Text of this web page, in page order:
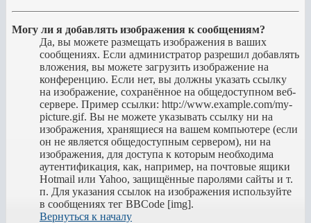
Могу ли я добавлять изображения к сообщениям?
Да, вы можете размещать изображения в ваших
сообщениях. Если администратор разрешил добавлять
вложения, вы можете загрузить изображение на
конференцию. Если нет, вы должны указать ссылку
на изображение, сохранённое на общедоступном веб-
сервере. Пример ссылки: http://www.example.com/my-
picture.gif. Вы не можете указывать ссылку ни на
изображения, хранящиеся на вашем компьютере (если
он не является общедоступным сервером), ни на
изображения, для доступа к которым необходима
аутентификация, как, например, на почтовые ящики
Hotmail или Yahoo, защищённые паролями сайты и т.
п. Для указания ссылок на изображения используйте
в сообщениях тег BBCode [img].
Вернуться к началу